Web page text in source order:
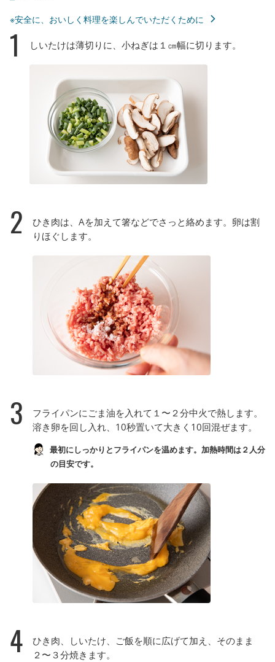
※安全に、おいしく料理を楽しんでいただくために
1 しいたけは薄切りに、小ねぎは１㎝幅に切ります。
2
ひき肉は、Aを加えて箸などでさっと絡めます。卵は割
りほぐします。
3
フライパンにごま油を入れて１〜２分中火で熱します。
溶き卵を回し入れ、10秒置いて大きく10回混ぜます。
最初にしっかりとフライパンを温めます。加熱時間は２人分
の目安です。
4
ひき肉、しいたけ、ご飯を順に広げて加え、そのまま
２〜３分焼きます。